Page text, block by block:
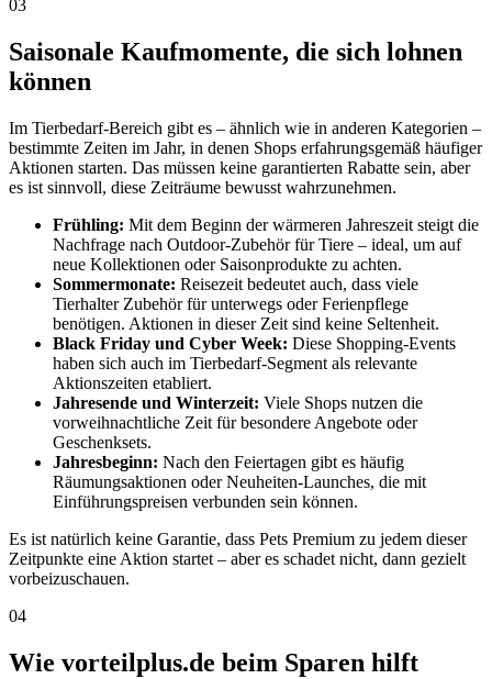
03
Saisonale Kaufmomente, die sich lohnen
können
Im Tierbedarf-Bereich gibt es – ähnlich wie in anderen Kategorien –
bestimmte Zeiten im Jahr, in denen Shops erfahrungsgemäß häufiger
Aktionen starten. Das müssen keine garantierten Rabatte sein, aber
es ist sinnvoll, diese Zeiträume bewusst wahrzunehmen.
Frühling: Mit dem Beginn der wärmeren Jahreszeit steigt die
Nachfrage nach Outdoor-Zubehör für Tiere – ideal, um auf
neue Kollektionen oder Saisonprodukte zu achten.
Sommermonate: Reisezeit bedeutet auch, dass viele
Tierhalter Zubehör für unterwegs oder Ferienpflege
benötigen. Aktionen in dieser Zeit sind keine Seltenheit.
Black Friday und Cyber Week: Diese Shopping-Events
haben sich auch im Tierbedarf-Segment als relevante
Aktionszeiten etabliert.
Jahresende und Winterzeit: Viele Shops nutzen die
vorweihnachtliche Zeit für besondere Angebote oder
Geschenksets.
Jahresbeginn: Nach den Feiertagen gibt es häufig
Räumungsaktionen oder Neuheiten-Launches, die mit
Einführungspreisen verbunden sein können.
Es ist natürlich keine Garantie, dass Pets Premium zu jedem dieser
Zeitpunkte eine Aktion startet – aber es schadet nicht, dann gezielt
vorbeizuschauen.
04
Wie vorteilplus.de beim Sparen hilft